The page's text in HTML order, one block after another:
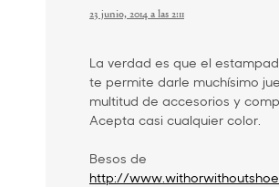
23 junio, 2014 a las 2:11
La verdad es que el
te permite darle muchísimo
multitud de accesorios y
Acepta casi cualquier color.
Besos de
http://